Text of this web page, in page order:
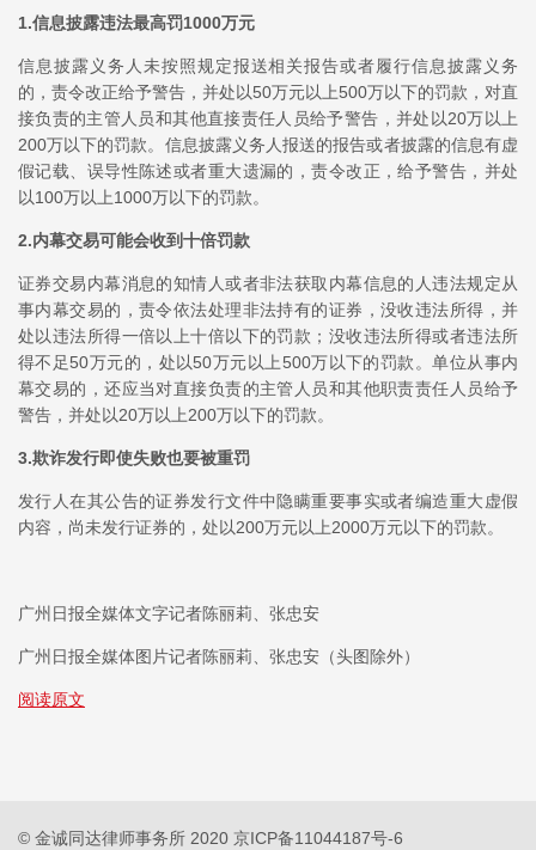
1.信息披露违法最高罚1000万元
信息披露义务人未按照规定报送相关报告或者履行信息披露义务
的，责令改正给予警告，并处以50万元以上500万以下的罚款，对直
接负责的主管人员和其他直接责任人员给予警告，并处以20万以上
200万以下的罚款。信息披露义务人报送的报告或者披露的信息有虚
假记载、误导性陈述或者重大遗漏的，责令改正，给予警告，并处
以100万以上1000万以下的罚款。
2.内幕交易可能会收到十倍罚款
证券交易内幕消息的知情人或者非法获取内幕信息的人违法规定从
事内幕交易的，责令依法处理非法持有的证券，没收违法所得，并
处以违法所得一倍以上十倍以下的罚款；没收违法所得或者违法所
得不足50万元的，处以50万元以上500万以下的罚款。单位从事内
幕交易的，还应当对直接负责的主管人员和其他职责责任人员给予
警告，并处以20万以上200万以下的罚款。
3.欺诈发行即使失败也要被重罚
发行人在其公告的证券发行文件中隐瞒重要事实或者编造重大虚假
内容，尚未发行证券的，处以200万元以上2000万元以下的罚款。
广州日报全媒体文字记者陈丽莉、张忠安
广州日报全媒体图片记者陈丽莉、张忠安（头图除外）
阅读原文
© 金诚同达律师事务所 2020 京ICP备11044187号-6